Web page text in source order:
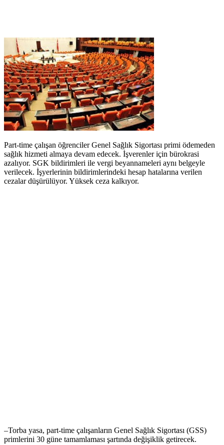
Part-time çalışan öğrenciler Genel Sağlık Sigortası primi ödemeden
sağlık hizmeti almaya devam edecek. İşverenler için bürokrasi
azalıyor. SGK bildirimleri ile vergi beyannameleri aynı belgeyle
verilecek. İşyerlerinin bildirimlerindeki hesap hatalarına verilen
cezalar düşürülüyor. Yüksek ceza kalkıyor.
–Torba yasa, part-time çalışanların Genel Sağlık Sigortası (GSS)
primlerini 30 güne tamamlaması şartında değişiklik getirecek.